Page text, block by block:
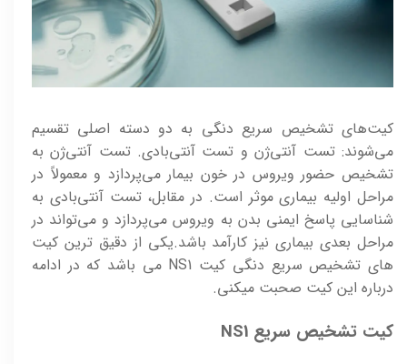
کیت‌های تشخیص سریع دنگی به دو دسته اصلی تقسیم
می‌شوند: تست آنتی‌ژن و تست آنتی‌بادی. تست آنتی‌ژن به
تشخیص حضور ویروس در خون بیمار می‌پردازد و معمولاً در
مراحل اولیه بیماری موثر است. در مقابل، تست آنتی‌بادی به
شناسایی پاسخ ایمنی بدن به ویروس می‌پردازد و می‌تواند در
مراحل بعدی بیماری نیز کارآمد باشد.یکی از دقیق ترین کیت
های تشخیص سریع دنگی کیت NS1 می باشد که در ادامه
درباره این کیت صحبت میکنی.
کیت تشخیص سریع NS1